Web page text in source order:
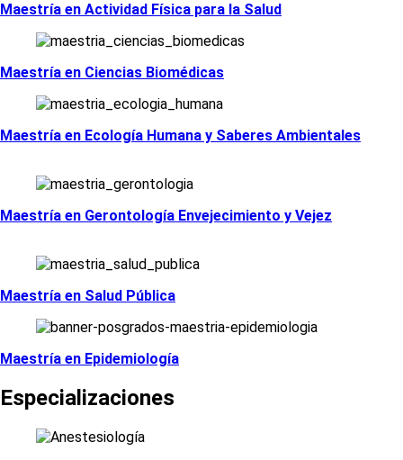
Maestría en Actividad Física para la Salud
Maestría en Ciencias Biomédicas
Maestría en Ecología Humana y Saberes Ambientales
Maestría en Gerontología Envejecimiento y Vejez
Maestría en Salud Pública
Maestría en Epidemiología
Especializaciones